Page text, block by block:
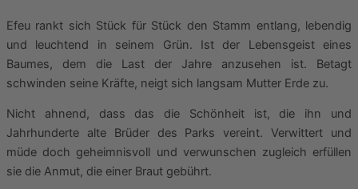
Efeu rankt sich Stück für Stück den Stamm entlang, lebendig
und leuchtend in seinem Grün. Ist der Lebensgeist eines
Baumes, dem die Last der Jahre anzusehen ist. Betagt
schwinden seine Kräfte, neigt sich langsam Mutter Erde zu.
Nicht ahnend, dass das die Schönheit ist, die ihn und
Jahrhunderte alte Brüder des Parks vereint. Verwittert und
müde doch geheimnisvoll und verwunschen zugleich erfüllen
sie die Anmut, die einer Braut gebührt.